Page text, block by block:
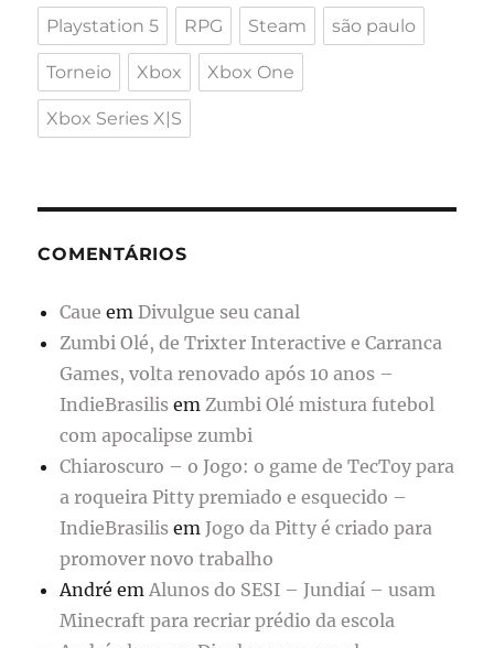
Playstation 5 RPG Steam são paulo
Torneio Xbox Xbox One
Xbox Series X|S
COMENTÁRIOS
Caue emDivulgue seu canal
Zumbi Olé, de Trixter Interactive e Carranca
Games, volta renovado após 10 anos –
IndieBrasilis emZumbi Olé mistura futebol
com apocalipse zumbi
Chiaroscuro – o Jogo: o game de TecToy para
a roqueira Pitty premiado e esquecido –
IndieBrasilis em Jogo da Pitty é criado para
promover novo trabalho
André emAlunos do SESI – Jundiaí – usam
Minecraft para recriar prédio da escola